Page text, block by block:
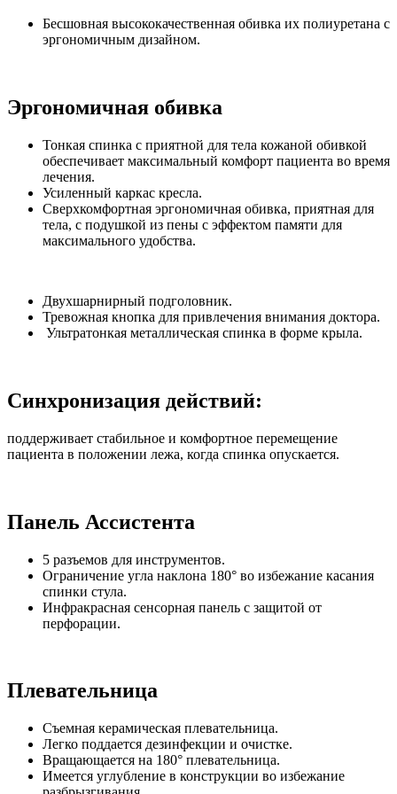
Бесшовная высококачественная обивка их полиуретана с
эргономичным дизайном.
Эргономичная обивка
Тонкая спинка с приятной для тела кожаной обивкой
обеспечивает максимальный комфорт пациента во время
лечения.
Усиленный каркас кресла.
Сверхкомфортная эргономичная обивка, приятная для
тела, с подушкой из пены с эффектом памяти для
максимального удобства.
Двухшарнирный подголовник.
Тревожная кнопка для привлечения внимания доктора.
Ультратонкая металлическая спинка в форме крыла.
Синхронизация действий:
поддерживает стабильное и комфортное перемещение
пациента в положении лежа, когда спинка опускается.
Панель Ассистента
5 разъемов для инструментов.
Ограничение угла наклона 180° во избежание касания
спинки стула.
Инфракрасная сенсорная панель с защитой от
перфорации.
Плевательница
Съемная керамическая плевательница.
Легко поддается дезинфекции и очистке.
Вращающается на 180° плевательница.
Имеется углубление в конструкции во избежание